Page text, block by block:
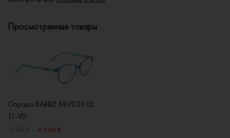
Просмотренные товары
Оправа BARBIE BBV030 LIL
11-VD
4 990 ₽